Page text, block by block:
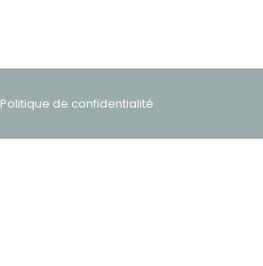
Politique de confidentialité